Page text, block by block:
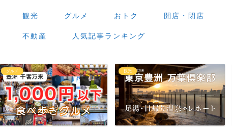
観光 グルメ おトク 開店・閉店
不動産 人気記事ランキング
グルメ 観光